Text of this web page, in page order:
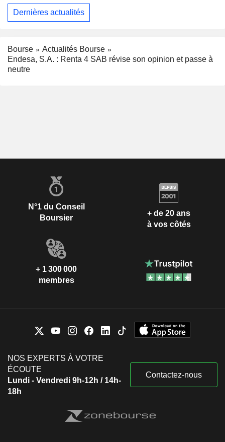
Dernières actualités
Bourse
Actualités Bourse
Endesa, S.A. : Renta 4 SAB révise son opinion et passe à
neutre
N°1 du Conseil
Boursier
+ de 20 ans
à vos côtés
+ 1 300 000
membres
NOS EXPERTS À VOTRE
ÉCOUTE
Lundi - Vendredi 9h-12h / 14h-
18h
Contactez-nous